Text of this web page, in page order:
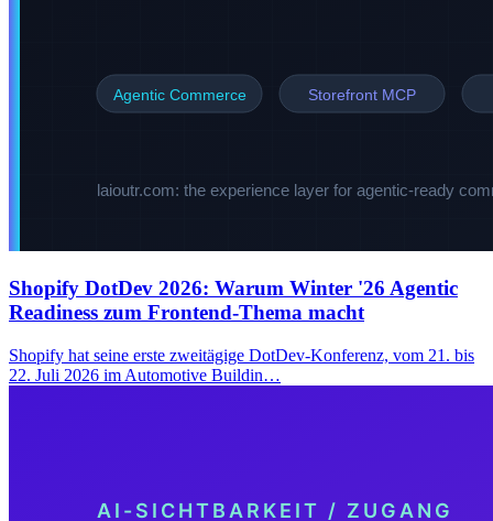
Shopify DotDev 2026: Warum Winter '26 Agentic
Readiness zum Frontend-Thema macht
Shopify hat seine erste zweitägige DotDev-Konferenz, vom 21. bis
22. Juli 2026 im Automotive Buildin…